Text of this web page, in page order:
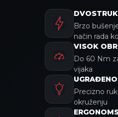
Brzo
način rada
VISOK
Do 60 Nm
vijaka
Precizno
okruženju